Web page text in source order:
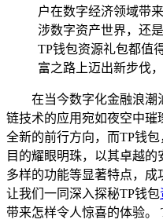
户在数字经济领域带
涉数字资产世界，还
TP钱包资源礼包都值
富之路上迈出新步伐
在当今数字化金融浪潮
链技术的应用宛如夜空中璀
全新的前行方向，而TP钱
目的耀眼明珠，以其卓越
多样的功能等显著特点，
让我们一同深入探秘TP钱包
带来怎样令人惊喜的体验。